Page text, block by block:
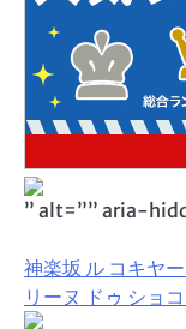
” alt=”” aria-
神楽坂 ル コキヤ
リーヌ ドゥ ショ